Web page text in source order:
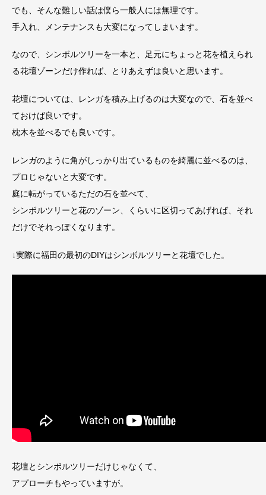
でも、そんな難しい話は僕ら一般人には無理です。
手入れ、メンテナンスも大変になってしまいます。
なので、シンボルツリーを一本と、足元にちょっと花を植えられ
る花壇ゾーンだけ作れば、とりあえずは良いと思います。
花壇については、レンガを積み上げるのは大変なので、石を並べ
ておけば良いです。
枕木を並べるでも良いです。
レンガのように角がしっかり出ているものを綺麗に並べるのは、
プロじゃないと大変です。
庭に転がっているただの石を並べて、
シンボルツリーと花のゾーン、くらいに区切ってあげれば、それ
だけでそれっぽくなります。
↓実際に福田の最初のDIYはシンボルツリーと花壇でした。
花壇とシンボルツリーだけじゃなくて、
アプローチもやっていますが。